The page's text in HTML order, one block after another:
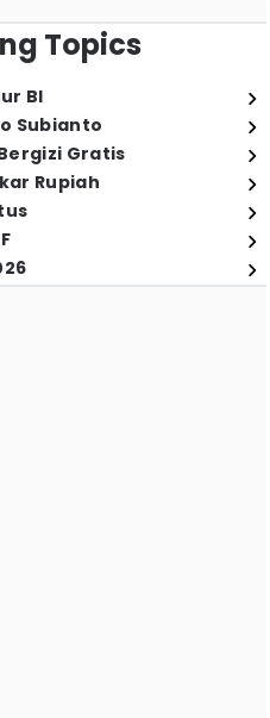
Topics
BI
Subianto
Gratis
Rupiah